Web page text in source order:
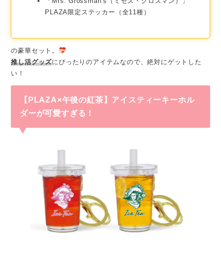
PLAZA限定ステッカー（全11種）
の豪華セット。
推し活グッズにぴったりのアイテムなので、絶対にゲットした
い！
【PLAZA×午後の紅茶】アイスティーキーホル
ダーが可愛すぎる！